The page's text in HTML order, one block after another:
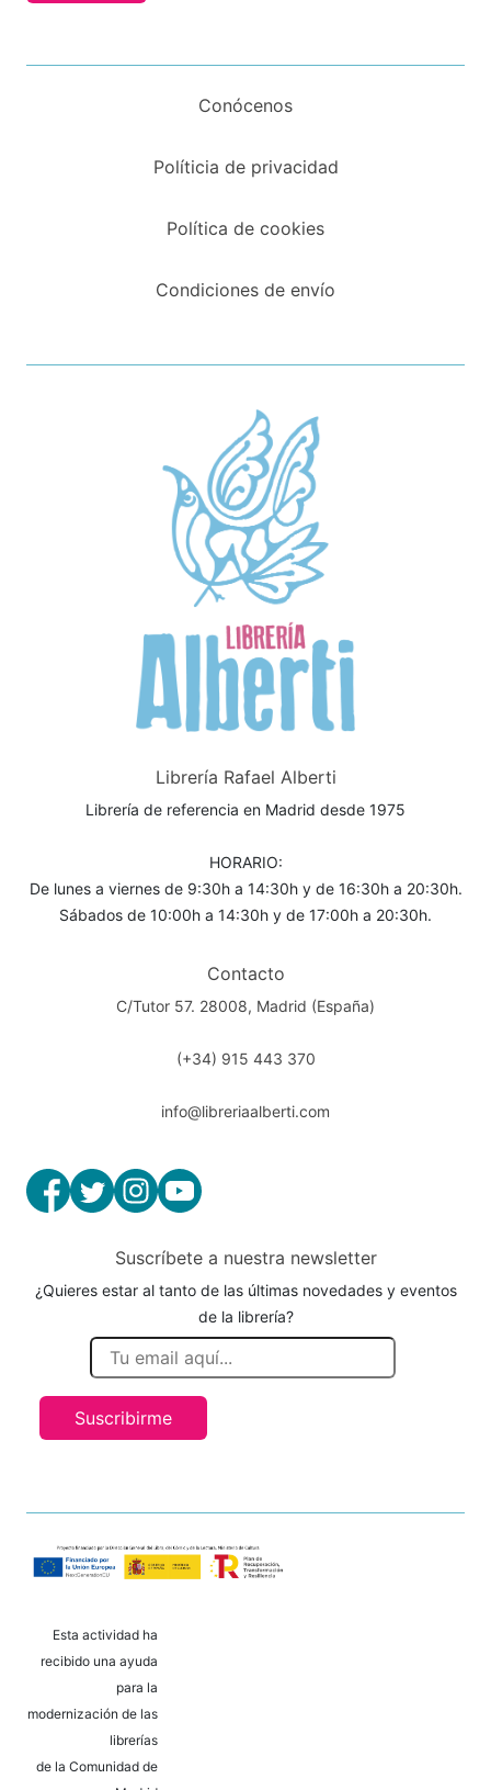
Conócenos
Políticia de privacidad
Política de cookies
Condiciones de envío
Librería Rafael Alberti
Librería de referencia en Madrid desde 1975
HORARIO:
De lunes a viernes de 9:30h a 14:30h y de 16:30h a 20:30h.
Sábados de 10:00h a 14:30h y de 17:00h a 20:30h.
Contacto
C/Tutor 57. 28008, Madrid (España)
(+34) 915 443 370
info@libreriaalberti.com
Suscríbete a nuestra newsletter
¿Quieres estar al tanto de las últimas novedades y eventos
de la librería?
Suscribirme
Esta actividad ha
recibido una ayuda
para la
modernización de las
librerías
de la Comunidad de